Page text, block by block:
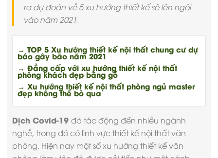
ra dự đoán về 5 xu hướng thiết kế sẽ lên ngôi
vào năm 2021.
→ TOP 5 Xu hướng thiết kế nội thất chung cư dự
báo gây bão năm 2021
→ Đẳng cấp với xu hướng thiết kế nội thất
phòng khách đẹp bằng gỗ
→ Xu hướng thiết kế nội thất phòng ngủ master
đẹp không thể bỏ qua
Dịch Covid-19 đã tác động đến nhiều ngành
nghề, trong đó có lĩnh vực thiết kế nội thất văn
phòng. Hiện nay một số xu hướng thiết kế văn